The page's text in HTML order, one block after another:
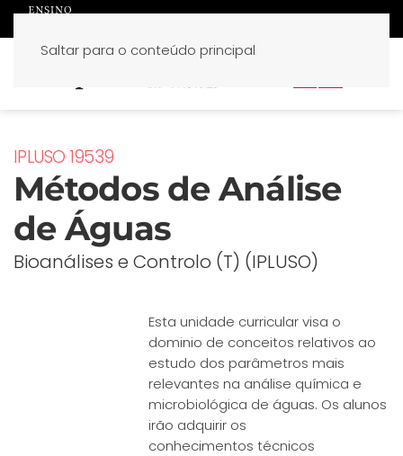
Saltar para o conteúdo principal
IPLUSO 19539
Métodos de Análise
de Águas
Bioanálises e Controlo (T) (IPLUSO)
Esta unidade curricular visa o
dominio de conceitos relativos ao
estudo dos parâmetros mais
relevantes na análise química e
microbiológica de águas. Os alunos
irão adquirir os
conhecimentos técnicos